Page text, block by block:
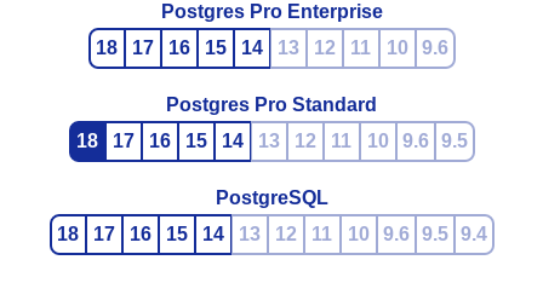
Postgres Pro Enterprise
18
17 16 15 14 13 12 11 10 9.6
Postgres Pro Standard
18
17 16 15 14 13 12 11 10 9.6 9.5
PostgreSQL
18
17 16 15 14 13 12 11 10 9.6 9.5 9.4